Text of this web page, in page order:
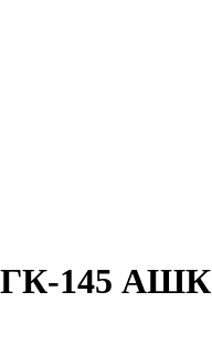
ГК-145 АШК